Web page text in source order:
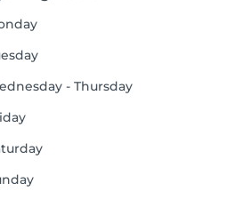
- Thursday